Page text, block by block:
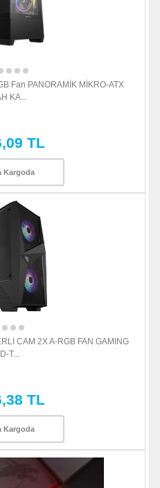
Fan PANORAMİK MİKRO-ATX
KA...
TL
Kargoda
CAM 2X A-RGB FAN GAMING
T...
TL
Kargoda